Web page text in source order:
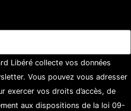
Libéré collecte vos données
Vous pouvez vous adresser
exercer vos droits d’accès, de
aux dispositions de la loi 09-